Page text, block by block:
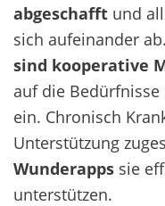
abgeschafft und
sich aufeinander
sind kooperative
auf die
ein. Chronisch
Unterstützung
Wunderapps sie
unterstützen.